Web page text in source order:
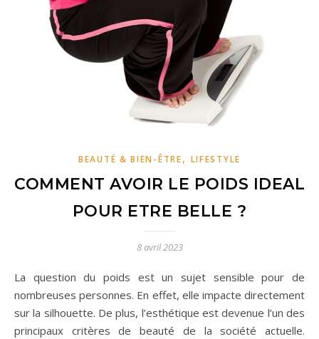
BEAUTÉ & BIEN-ÊTRE, LIFESTYLE
COMMENT AVOIR LE POIDS IDEAL
POUR ETRE BELLE ?
8 avril 2023
La question du poids est un sujet sensible pour de
nombreuses personnes. En effet, elle impacte directement
sur la silhouette. De plus, l’esthétique est devenue l’un des
principaux critères de beauté de la société actuelle.